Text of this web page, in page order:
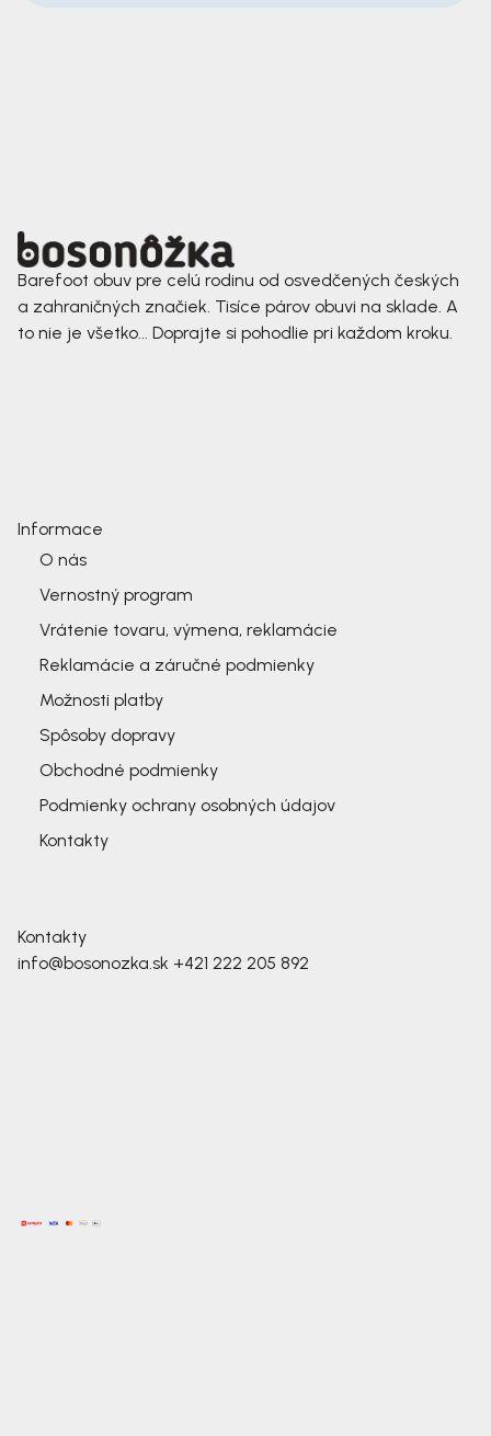
Barefoot obuv pre celú rodinu od osvedčených českých
a zahraničných značiek. Tisíce párov obuvi na sklade. A
to nie je všetko... Doprajte si pohodlie pri každom kroku.
Informace
O nás
Vernostný program
Vrátenie tovaru, výmena, reklamácie
Reklamácie a záručné podmienky
Možnosti platby
Spôsoby dopravy
Obchodné podmienky
Podmienky ochrany osobných údajov
Kontakty
Kontakty
info@bosonozka.sk +421 222 205 892